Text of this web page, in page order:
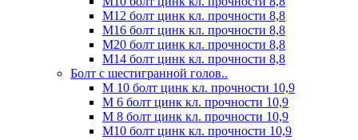
М12 болт цинк кл. прочности 8,8
М16 болт цинк кл. прочности 8,8
М20 болт цинк кл. прочности 8,8
М14 болт цинк кл. прочности 8,8
Болт с шестигранной голов..
М 10 болт цинк кл. прочности 10,9
М 6 болт цинк кл. прочности 10,9
М 8 болт цинк кл. прочности 10,9
М10 болт цинк кл. прочности 10,9